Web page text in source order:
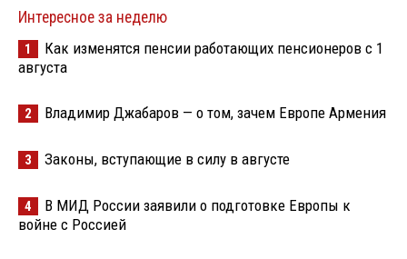
Интересное за неделю
1
Как изменятся пенсии работающих пенсионеров с 1
августа
2 Владимир Джабаров — о том, зачем Европе Армения
3 Законы, вступающие в силу в августе
4
В МИД России заявили о подготовке Европы к
войне с Россией